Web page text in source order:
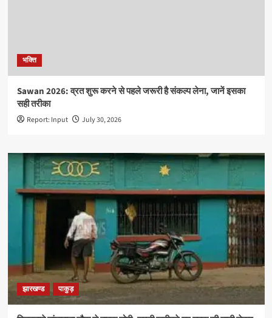
भक्ति
Sawan 2026: व्रत शुरू करने से पहले जरूरी है संकल्प लेना, जानें इसका
सही तरीका
Report: Input July 30, 2026
झारखण्ड पाकुड़